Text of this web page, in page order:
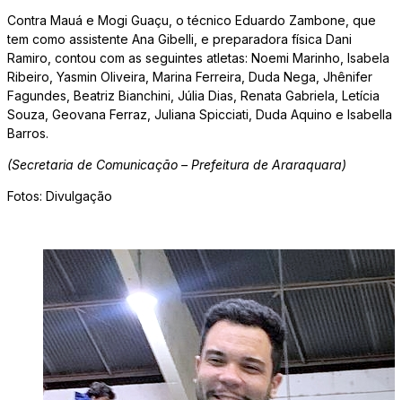
Contra Mauá e Mogi Guaçu, o técnico Eduardo Zambone, que
tem como assistente Ana Gibelli, e preparadora física Dani
Ramiro, contou com as seguintes atletas: Noemi Marinho, Isabela
Ribeiro, Yasmin Oliveira, Marina Ferreira, Duda Nega, Jhênifer
Fagundes, Beatriz Bianchini, Júlia Dias, Renata Gabriela, Letícia
Souza, Geovana Ferraz, Juliana Spicciati, Duda Aquino e Isabella
Barros.
(Secretaria de Comunicação – Prefeitura de Araraquara)
Fotos: Divulgação